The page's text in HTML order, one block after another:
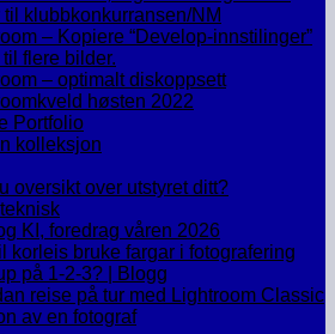
til klubbkonkurransen/NM
– Kopiere “Develop-innstilinger”
til flere bilder.
– optimalt diskoppsett
høsten 2022
Portfolio
kolleksjon
oversikt over utstyret ditt?
KI, foredrag våren 2026
korleis bruke fargar i fotografering
på 1-2-3? | Blogg
reise på tur med Lightroom Classic
av en fotograf